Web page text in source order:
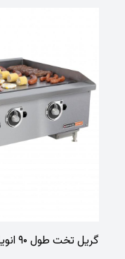
گریل تخت طول ۹۰ انویل